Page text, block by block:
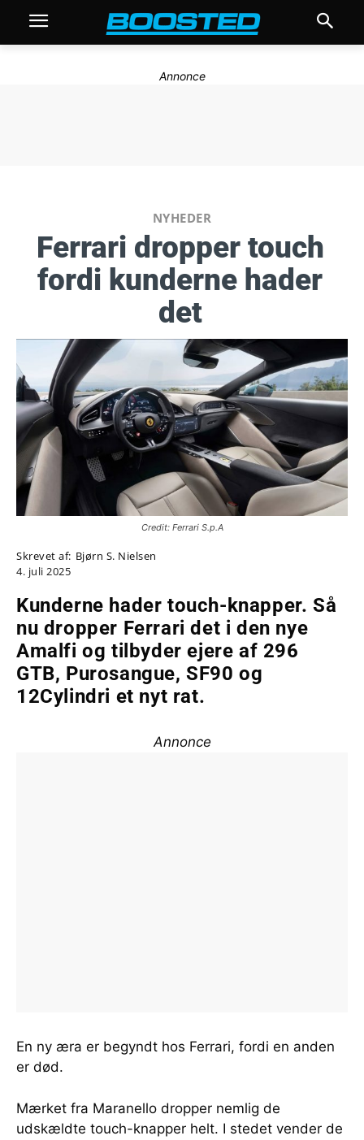
Annonce
NYHEDER
Ferrari dropper touch
fordi kunderne hader
det
Credit: Ferrari S.p.A
Skrevet af: Bjørn S. Nielsen
4. juli 2025
Kunderne hader touch-knapper. Så
nu dropper Ferrari det i den nye
Amalfi og tilbyder ejere af 296
GTB, Purosangue, SF90 og
12Cylindri et nyt rat.
Annonce
En ny æra er begyndt hos Ferrari, fordi en anden
er død.
Mærket fra Maranello dropper nemlig de
udskældte touch-knapper helt. I stedet vender de